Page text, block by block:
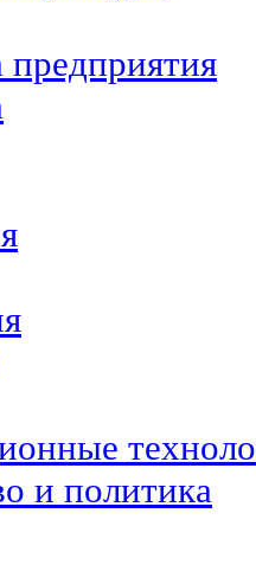
и политика